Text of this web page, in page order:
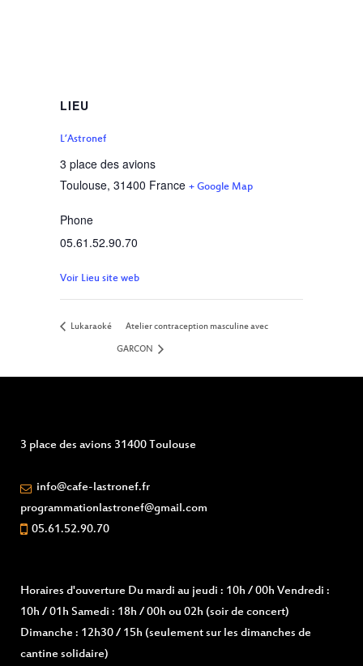
LIEU
L’Astronef
3 place des avions
Toulouse, 31400 France + Google Map
Phone
05.61.52.90.70
Voir Lieu site web
Lukaraoké Atelier contraception masculine avec
GARCON
3 place des avions 31400 Toulouse
info@cafe-lastronef.fr
programmationlastronef@gmail.com
05.61.52.90.70
Horaires d'ouverture Du mardi au jeudi : 10h / 00h Vendredi :
10h / 01h Samedi : 18h / 00h ou 02h (soir de concert)
Dimanche : 12h30 / 15h (seulement sur les dimanches de
cantine solidaire)